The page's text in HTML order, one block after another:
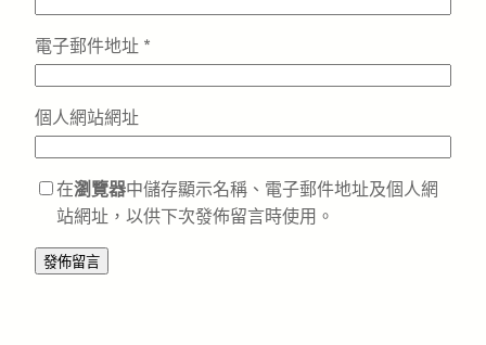
電子郵件地址 *
個人網站網址
在瀏覽器中儲存顯示名稱、電子郵件地址及個人網
站網址，以供下次發佈留言時使用。